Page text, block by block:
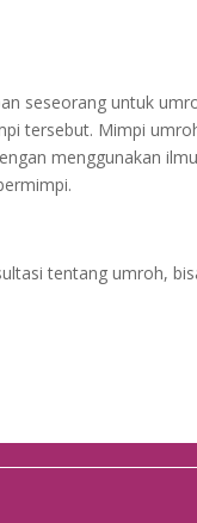
seseorang untuk
tersebut. Mimpi
menggunakan
tentang umroh,